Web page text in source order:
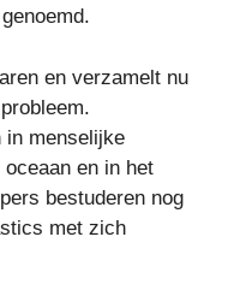
en verzamelt nu
in menselijke
en in het
bestuderen nog
met zich